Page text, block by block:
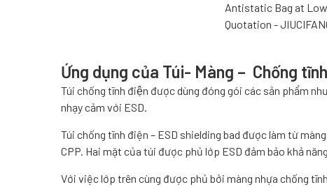
Ứng dụng của Túi- Màng – Chống
Túi chống tĩnh điện được dùng đóng gói các sản phẩm
nhạy cảm với ESD.
Túi chống tĩnh điện – ESD shielding bad được làm từ
CPP. Hai mặt của túi được phủ lớp ESD đảm bảo khả
Với việc lớp trên cùng được phủ bởi màng nhựa chống